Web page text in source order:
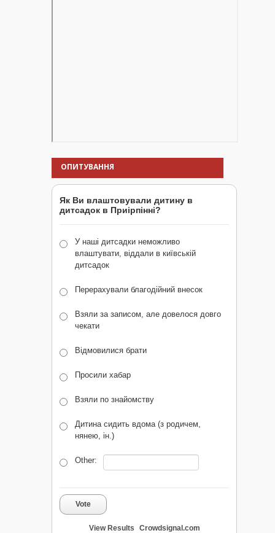
ОПИТУВАННЯ
Як Ви влаштовували дитину в
дитсадок в Приірпінні?
У наші дитсадки неможливо
влаштувати, віддали в київській
дитсадок
Перерахували благодійний внесок
Взяли за записом, але довелося довго
чекати
Відмовилися брати
Просили хабар
Взяли по знайомству
Дитина сидить вдома (з родичем,
нянею, ін.)
Other:
Vote
View Results Crowdsignal.com